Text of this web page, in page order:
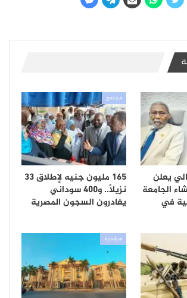
يعلن
الجامعة
في
مجتمع
165 مليون جنيه لإطلاق 33
نزيلاً.. و400 سوداني
يغادرون السجون المصرية
سياسية